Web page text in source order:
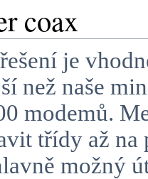
coax
je
než naše
modemů.
třídy až
možný